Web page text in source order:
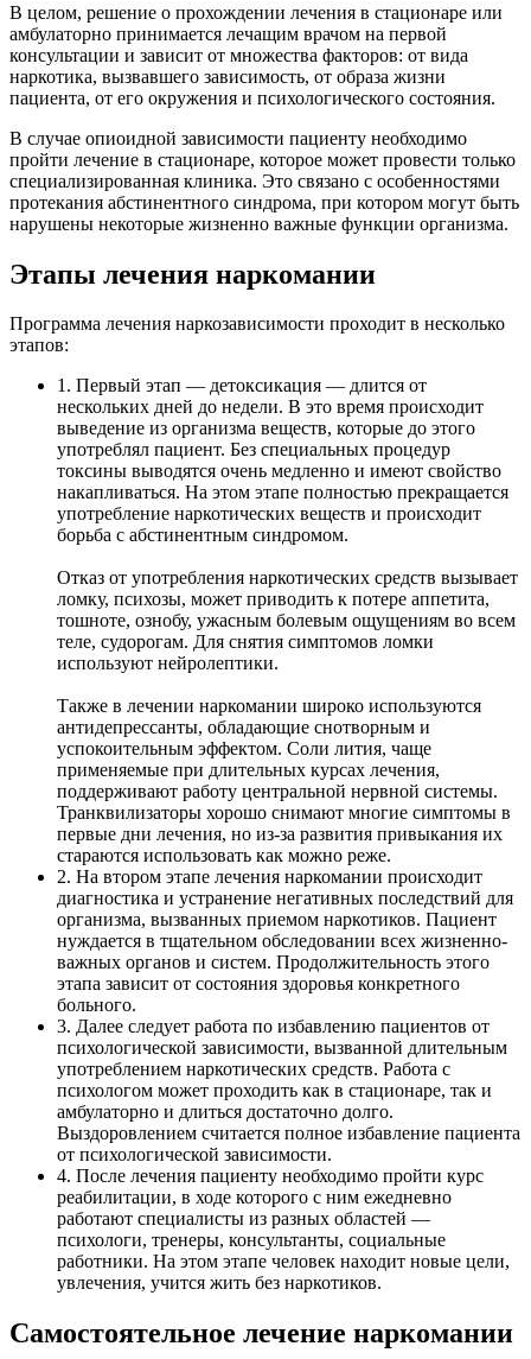
В целом, решение о прохождении лечения в стационаре или
амбулаторно принимается лечащим врачом на первой
консультации и зависит от множества факторов: от вида
наркотика, вызвавшего зависимость, от образа жизни
пациента, от его окружения и психологического состояния.
В случае опиоидной зависимости пациенту необходимо
пройти лечение в стационаре, которое может провести только
специализированная клиника. Это связано с особенностями
протекания абстинентного синдрома, при котором могут быть
нарушены некоторые жизненно важные функции организма.
Этапы лечения наркомании
Программа лечения наркозависимости проходит в несколько
этапов:
1. Первый этап — детоксикация — длится от
нескольких дней до недели. В это время происходит
выведение из организма веществ, которые до этого
употреблял пациент. Без специальных процедур
токсины выводятся очень медленно и имеют свойство
накапливаться. На этом этапе полностью прекращается
употребление наркотических веществ и происходит
борьба с абстинентным синдромом.
Отказ от употребления наркотических средств вызывает
ломку, психозы, может приводить к потере аппетита,
тошноте, ознобу, ужасным болевым ощущениям во всем
теле, судорогам. Для снятия симптомов ломки
используют нейролептики.
Также в лечении наркомании широко используются
антидепрессанты, обладающие снотворным и
успокоительным эффектом. Соли лития, чаще
применяемые при длительных курсах лечения,
поддерживают работу центральной нервной системы.
Транквилизаторы хорошо снимают многие симптомы в
первые дни лечения, но из-за развития привыкания их
стараются использовать как можно реже.
2. На втором этапе лечения наркомании происходит
диагностика и устранение негативных последствий для
организма, вызванных приемом наркотиков. Пациент
нуждается в тщательном обследовании всех жизненно-
важных органов и систем. Продолжительность этого
этапа зависит от состояния здоровья конкретного
больного.
3. Далее следует работа по избавлению пациентов от
психологической зависимости, вызванной длительным
употреблением наркотических средств. Работа с
психологом может проходить как в стационаре, так и
амбулаторно и длиться достаточно долго.
Выздоровлением считается полное избавление пациента
от психологической зависимости.
4. После лечения пациенту необходимо пройти курс
реабилитации, в ходе которого с ним ежедневно
работают специалисты из разных областей —
психологи, тренеры, консультанты, социальные
работники. На этом этапе человек находит новые цели,
увлечения, учится жить без наркотиков.
Самостоятельное лечение наркомании